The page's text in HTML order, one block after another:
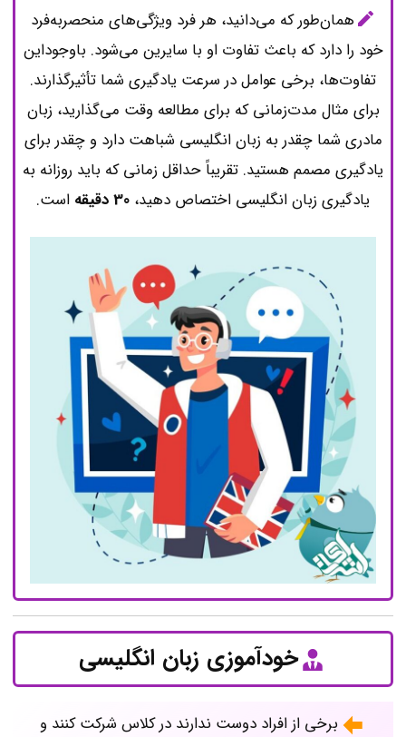
همان‌طور که می‌دانید، هر فرد ویژگی‌های منحصربه‌فرد
خود را دارد که باعث تفاوت او با سایرین می‌شود. باوجوداین
تفاوت‌ها، برخی عوامل در سرعت یادگیری شما تأثیرگذارند.
برای مثال مدت‌زمانی که برای مطالعه وقت می‌گذارید، زبان
مادری شما چقدر به زبان انگلیسی شباهت دارد و چقدر برای
یادگیری مصمم هستید. تقریباً حداقل زمانی که باید روزانه به
یادگیری زبان انگلیسی اختصاص دهید، 30 دقیقه است.
خودآموزی زبان انگلیسی
برخی از افراد دوست ندارند در کلاس شرکت کنند و